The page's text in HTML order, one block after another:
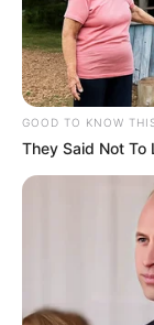
GOOD TO KNOW
They Said Not To